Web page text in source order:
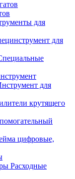
для
для
для
крутящего
цифровые,
Расходные